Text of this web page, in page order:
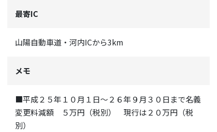
最寄IC
山陽自動車道・河内ICから3km
メモ
■平成２５年１０月１日～２６年９月３０日まで名義
変更料減額 ５万円（税別） 現行は２０万円（税
別）